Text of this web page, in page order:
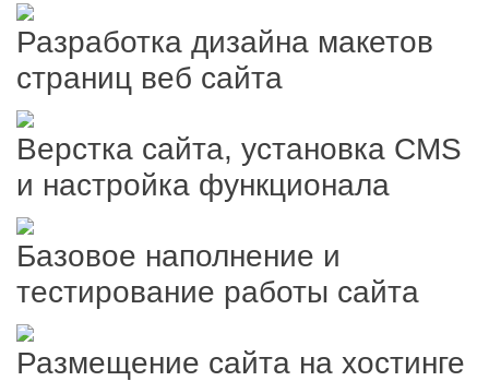
Разработка дизайна макетов
страниц веб сайта
Верстка сайта, установка CMS
и настройка функционала
Базовое наполнение и
тестирование работы сайта
Размещение сайта на хостинге